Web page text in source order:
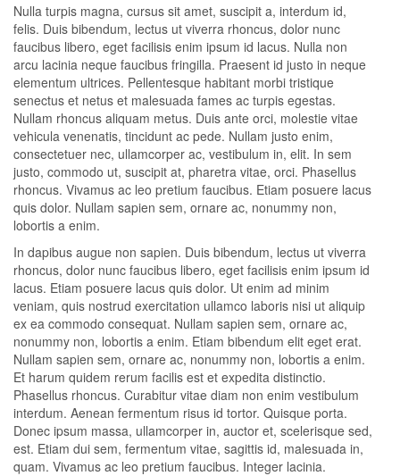
Nulla turpis magna, cursus sit amet, suscipit a, interdum id,
felis. Duis bibendum, lectus ut viverra rhoncus, dolor nunc
faucibus libero, eget facilisis enim ipsum id lacus. Nulla non
arcu lacinia neque faucibus fringilla. Praesent id justo in neque
elementum ultrices. Pellentesque habitant morbi tristique
senectus et netus et malesuada fames ac turpis egestas.
Nullam rhoncus aliquam metus. Duis ante orci, molestie vitae
vehicula venenatis, tincidunt ac pede. Nullam justo enim,
consectetuer nec, ullamcorper ac, vestibulum in, elit. In sem
justo, commodo ut, suscipit at, pharetra vitae, orci. Phasellus
rhoncus. Vivamus ac leo pretium faucibus. Etiam posuere lacus
quis dolor. Nullam sapien sem, ornare ac, nonummy non,
lobortis a enim.
In dapibus augue non sapien. Duis bibendum, lectus ut viverra
rhoncus, dolor nunc faucibus libero, eget facilisis enim ipsum id
lacus. Etiam posuere lacus quis dolor. Ut enim ad minim
veniam, quis nostrud exercitation ullamco laboris nisi ut aliquip
ex ea commodo consequat. Nullam sapien sem, ornare ac,
nonummy non, lobortis a enim. Etiam bibendum elit eget erat.
Nullam sapien sem, ornare ac, nonummy non, lobortis a enim.
Et harum quidem rerum facilis est et expedita distinctio.
Phasellus rhoncus. Curabitur vitae diam non enim vestibulum
interdum. Aenean fermentum risus id tortor. Quisque porta.
Donec ipsum massa, ullamcorper in, auctor et, scelerisque sed,
est. Etiam dui sem, fermentum vitae, sagittis id, malesuada in,
quam. Vivamus ac leo pretium faucibus. Integer lacinia.